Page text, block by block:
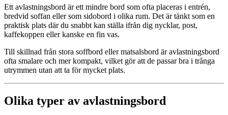
Ett avlastningsbord är ett mindre bord som ofta placeras i entrén,
bredvid soffan eller som sidobord i olika rum. Det är tänkt som en
praktisk plats där du snabbt kan ställa ifrån dig nycklar, post,
kaffekoppen eller kanske en fin vas.
Till skillnad från stora soffbord eller matsalsbord är avlastningsbord
ofta smalare och mer kompakt, vilket gör att de passar bra i trånga
utrymmen utan att ta för mycket plats.
Olika typer av avlastningsbord